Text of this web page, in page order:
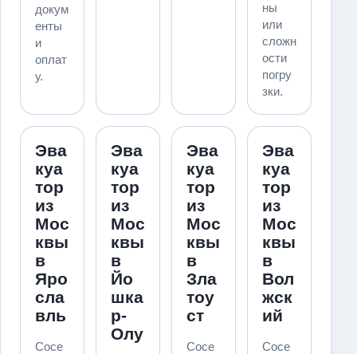
докум
енты
и
оплат
у.
ны
или
сложн
ости
погру
зки.
Эва
куа
тор
из
Мос
квы
в
Яро
сла
вль
Сосе
Эва
куа
тор
из
Мос
квы
в
Йо
шка
р-
Олу
Эва
куа
тор
из
Мос
квы
в
Зла
тоу
ст
Сосе
Эва
куа
тор
из
Мос
квы
в
Вол
жск
ий
Сосе